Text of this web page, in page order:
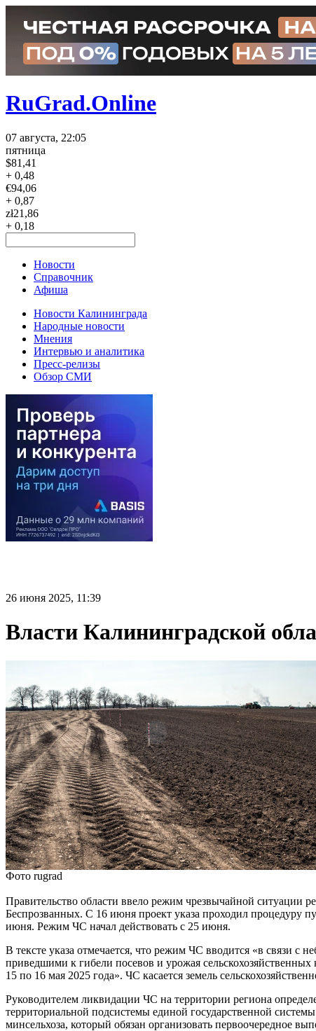
RuGrad.Online
07 августа, 22:05
пятница
$81,41
+ 0,48
€94,06
+ 0,87
zł21,86
+ 0,18
Новости
Справочник
Афиша
Новости Калининграда
Народные новости
Мнения
Интервью и аналитика
Пресс-релизы
Обзор СМИ
26 июня 2025, 11:39
Власти Калининградской
Фото rugrad
Правительство области ввело режим чрезвычайной ситуации
Беспрозванных. С 16 июня проект указа проходил процедуру
июня. Режим ЧС начал действовать с 25 июня.
В тексте указа отмечается, что режим ЧС вводится «в связи
приведшими к гибели посевов и урожая
15 по 16 мая 2025 года». ЧС касается земель
Руководителем ликвидации ЧС на территории региона
территориальной подсистемы единой государственной
минсельхоза, который обязан организовать первоочередное